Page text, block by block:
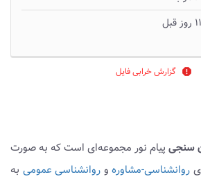
report گزارش خرابی فایل
سنجی پیام نور مجموعه‌ای است که به صورت
روانشناسی-مشاوره و روانشناسی عمومی به